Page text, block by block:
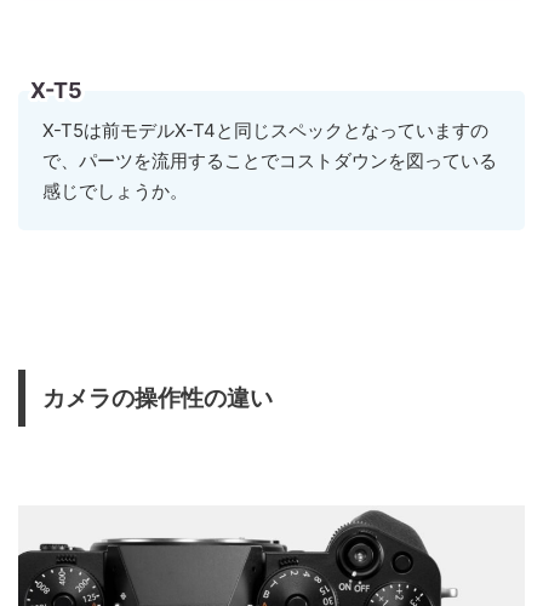
X-T5
X-T5は前モデルX-T4と同じスペックとなっていますの
で、パーツを流用することでコストダウンを図っている
感じでしょうか。
カメラの操作性の違い